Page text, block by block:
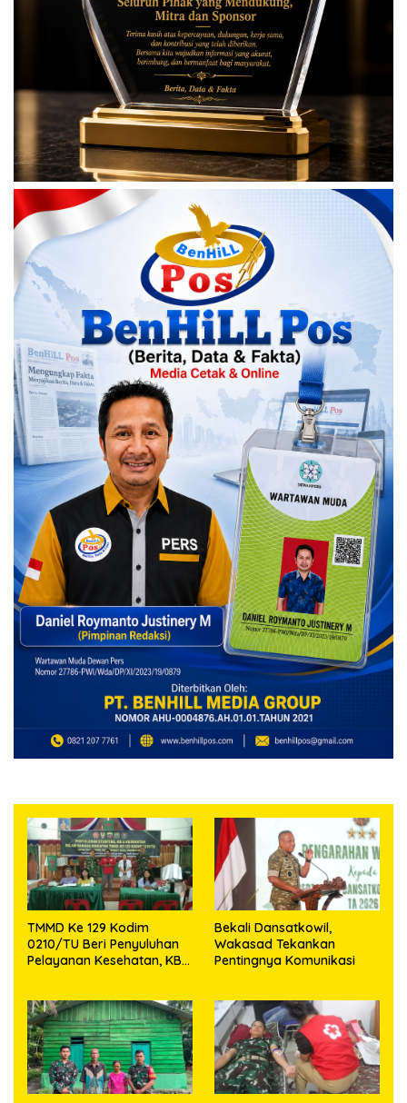
TMMD Ke 129 Kodim
0210/TU Beri Penyuluhan
Pelayanan Kesehatan, KB
Bekali Dansatkowil,
Wakasad Tekankan
Pentingnya Komunikasi